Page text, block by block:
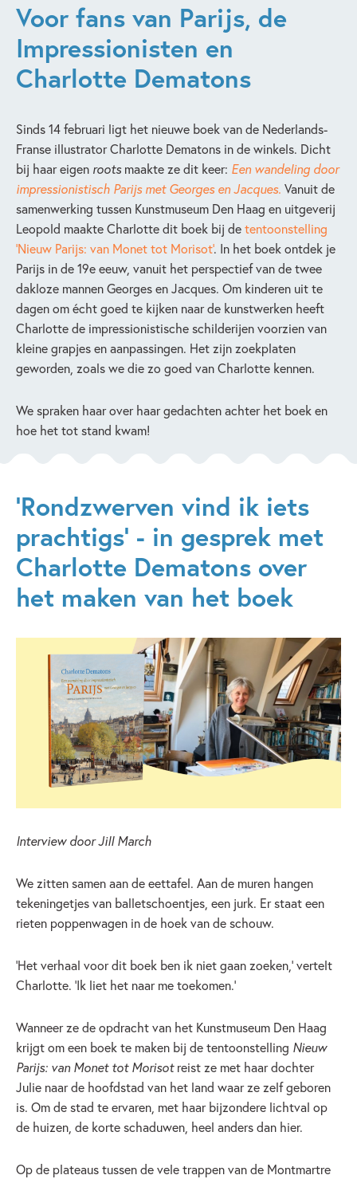
Voor fans van Parijs, de
Impressionisten en
Charlotte Dematons
Sinds 14 februari ligt het nieuwe boek van de Nederlands-
Franse illustrator Charlotte Dematons in de winkels. Dicht
bij haar eigen rootsmaakte ze dit keer: Een wandeling door
impressionistisch Parijs met Georges en Jacques. Vanuit de
samenwerking tussen Kunstmuseum Den Haag en uitgeverij
Leopold maakte Charlotte dit boek bij detentoonstelling
‘Nieuw Parijs: van Monet tot Morisot’. In het boek ontdek je
Parijs in de 19e eeuw, vanuit het perspectief van de twee
dakloze mannen Georges en Jacques. Om kinderen uit te
dagen om écht goed te kijken naar de kunstwerken heeft
Charlotte de impressionistische schilderijen voorzien van
kleine grapjes en aanpassingen. Het zijn zoekplaten
geworden, zoals we die zo goed van Charlotte kennen.
We spraken haar over haar gedachten achter het boek en
hoe het tot stand kwam!
‘Rondzwerven vind ik iets
prachtigs’ - in gesprek met
Charlotte Dematons over
het maken van het boek
Interview door Jill March
We zitten samen aan de eettafel. Aan de muren hangen
tekeningetjes van balletschoentjes, een jurk. Er staat een
rieten poppenwagen in de hoek van de schouw.
‘Het verhaal voor dit boek ben ik niet gaan zoeken,’ vertelt
Charlotte. ‘Ik liet het naar me toekomen.’
Wanneer ze de opdracht van het Kunstmuseum Den Haag
krijgt om een boek te maken bij de tentoonstelling Nieuw
Parijs: van Monet tot Morisotreist ze met haar dochter
Julie naar de hoofdstad van het land waar ze zelf geboren
is. Om de stad te ervaren, met haar bijzondere lichtval op
de huizen, de korte schaduwen, heel anders dan hier.
Op de plateaus tussen de vele trappen van de Montmartre